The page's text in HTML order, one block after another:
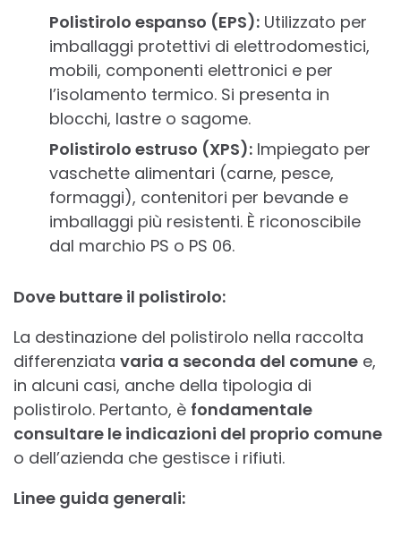
Polistirolo espanso (EPS): Utilizzato per
imballaggi protettivi di elettrodomestici,
mobili, componenti elettronici e per
l’isolamento termico. Si presenta in
blocchi, lastre o sagome.
Polistirolo estruso (XPS): Impiegato per
vaschette alimentari (carne, pesce,
formaggi), contenitori per bevande e
imballaggi più resistenti. È riconoscibile
dal marchio PS o PS 06.
Dove buttare il polistirolo:
La destinazione del polistirolo nella raccolta
differenziata varia a seconda del comune e,
in alcuni casi, anche della tipologia di
polistirolo. Pertanto, è fondamentale
consultare le indicazioni del proprio comune
o dell’azienda che gestisce i rifiuti.
Linee guida generali: